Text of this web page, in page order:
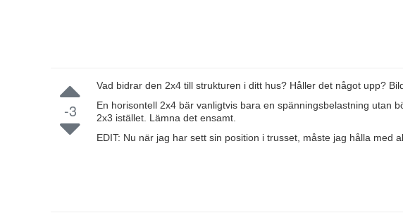
-3
Vad bidrar den 2x4 till strukturen i ditt hus? Håller det något upp?
En horisontell 2x4 bär vanligtvis bara en spänningsbelastning utan
2x3 istället. Lämna det ensamt.
EDIT: Nu när jag har sett sin position i trusset, måste jag hålla med